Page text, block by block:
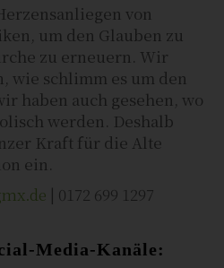
von
um den Glauben zu
zu erneuern. Wir
wie schlimm es um den
haben auch gesehen, wo
werden. Deshalb
Kraft für die Alte
ein.
| 0172 699 1297
Media-Kanäle: